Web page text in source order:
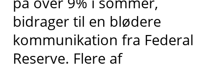
bidrager til en blødere
kommunikation fra Federal
Reserve. Flere af